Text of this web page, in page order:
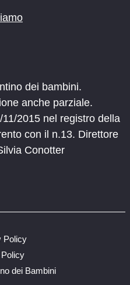
dei bambini.
anche parziale.
2015 nel registro della
con il n.13. Direttore
Conotter
dei Bambini
Policy